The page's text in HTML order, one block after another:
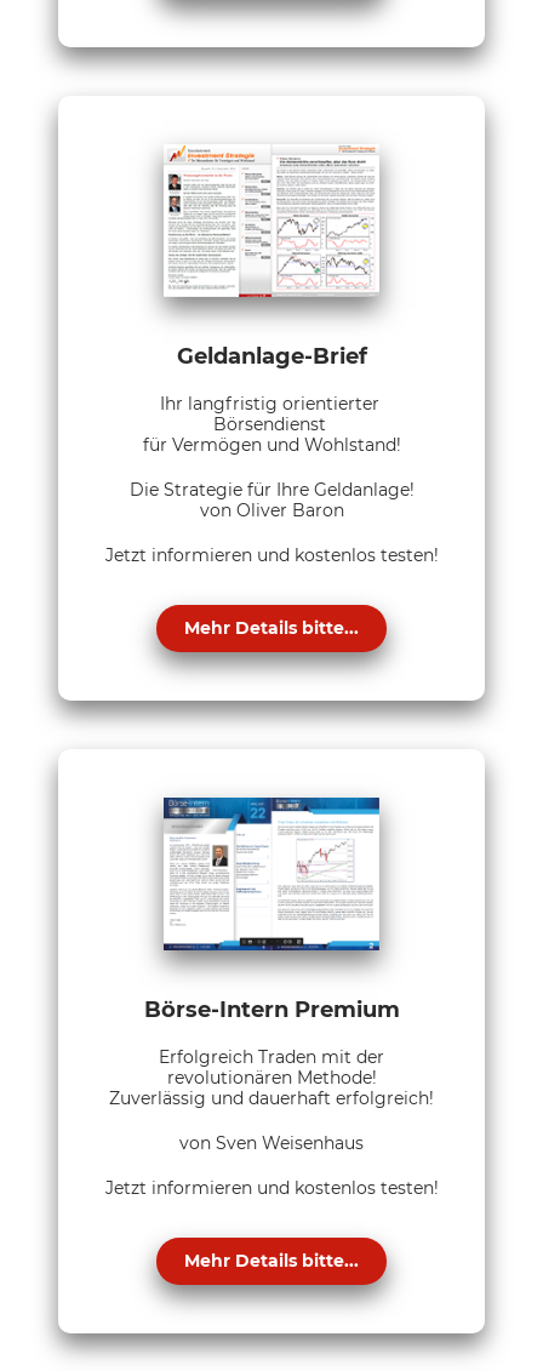
Geldanlage-Brief
Ihr langfristig orientierter
Börsendienst
für Vermögen und Wohlstand!
Die Strategie für Ihre Geldanlage!
von Oliver Baron
Jetzt informieren und kostenlos testen!
Mehr Details bitte...
Börse-Intern Premium
Erfolgreich Traden mit der
revolutionären Methode!
Zuverlässig und dauerhaft erfolgreich!
von Sven Weisenhaus
Jetzt informieren und kostenlos testen!
Mehr Details bitte...